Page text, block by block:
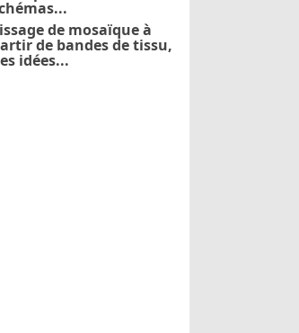
de mosaïque à
de bandes de tissu,
idées...